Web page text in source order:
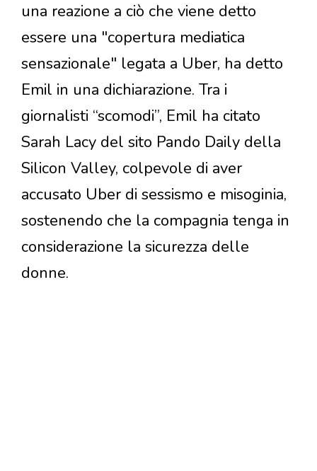
una reazione a ciò che viene detto
essere una "copertura mediatica
sensazionale" legata a Uber, ha detto
Emil in una dichiarazione. Tra i
giornalisti “scomodi”, Emil ha citato
Sarah Lacy del sito Pando Daily della
Silicon Valley, colpevole di aver
accusato Uber di sessismo e misoginia,
sostenendo che la compagnia tenga in
considerazione la sicurezza delle
donne.